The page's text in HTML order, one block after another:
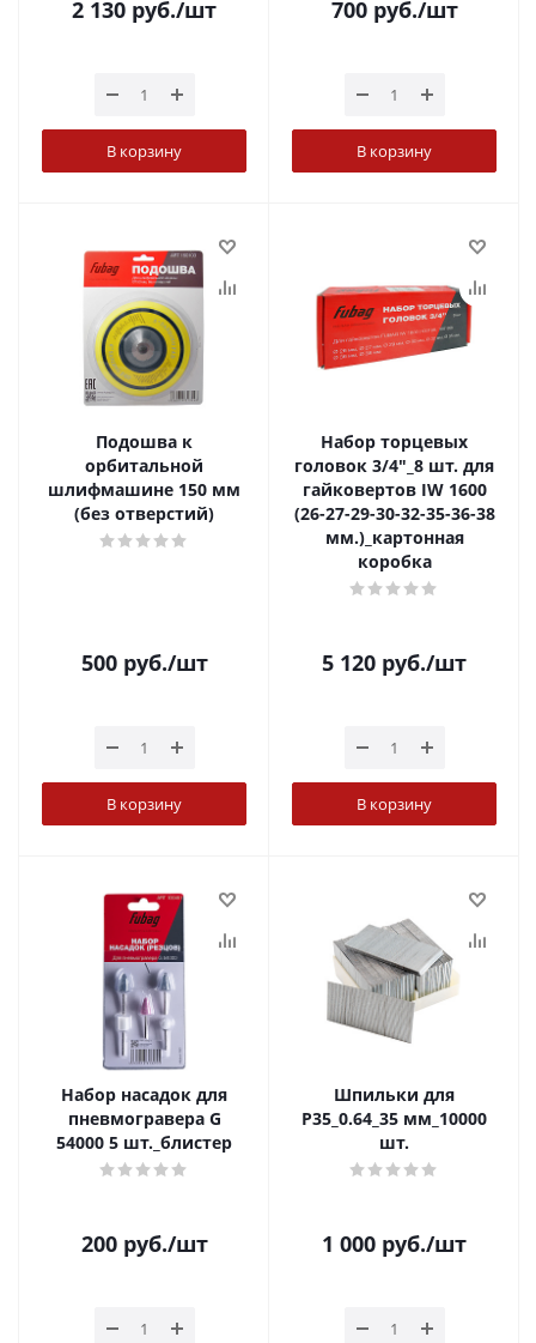
2 130 руб./шт
В корзину
700руб./шт
В корзину
Подошва к
орбитальной
шлифмашине 150 мм
(без отверстий)
500руб./шт
В корзину
Набор торцевых
головок 3/4"_8 шт. для
гайковертов IW 1600
(26-27-29-30-32-35-36-38
мм.)_картонная
коробка
5 120 руб./шт
В корзину
Набор насадок для
пневмогравера G
54000 5 шт._блистер
200руб./шт
Шпильки для
P35_0.64_35 мм_10000
шт.
1 000 руб./шт